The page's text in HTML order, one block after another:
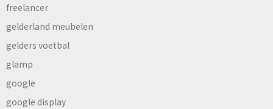
freelancer
gelderland meubelen
gelders voetbal
glamp
google
google display